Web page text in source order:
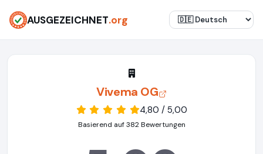
AUSGEZEICHNET.org
Vivema OG
4,80 / 5,00
Basierend auf 382 Bewertungen